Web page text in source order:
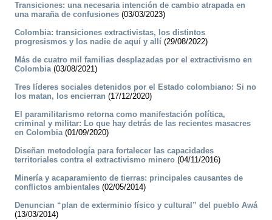
Transiciones: una necesaria intención de cambio atrapada en
una maraña de confusiones (03/03/2023)
Colombia: transiciones extractivistas, los distintos
progresismos y los nadie de aquí y allí (29/08/2022)
Más de cuatro mil familias desplazadas por el extractivismo en
Colombia(03/08/2021)
Tres líderes sociales detenidos por el Estado colombiano: Si no
los matan, los encierran (17/12/2020)
El paramilitarismo retorna como manifestación política,
criminal y militar: Lo que hay detrás de las recientes masacres
en Colombia(01/09/2020)
Diseñan metodología para fortalecer las capacidades
territoriales contra el extractivismo minero (04/11/2016)
Minería y acaparamiento de tierras: principales causantes de
conflictos ambientales (02/05/2014)
Denuncian “plan de exterminio físico y cultural” del pueblo Awá
(13/03/2014)